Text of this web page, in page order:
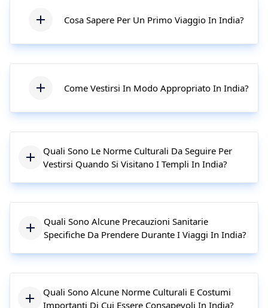
Cosa Sapere Per Un Primo Viaggio In India?
Come Vestirsi In Modo Appropriato In India?
Quali Sono Le Norme Culturali Da Seguire Per
Vestirsi Quando Si Visitano I Templi In India?
Quali Sono Alcune Precauzioni Sanitarie
Specifiche Da Prendere Durante I Viaggi In India?
Quali Sono Alcune Norme Culturali E Costumi
Importanti Di Cui Essere Consapevoli In India?